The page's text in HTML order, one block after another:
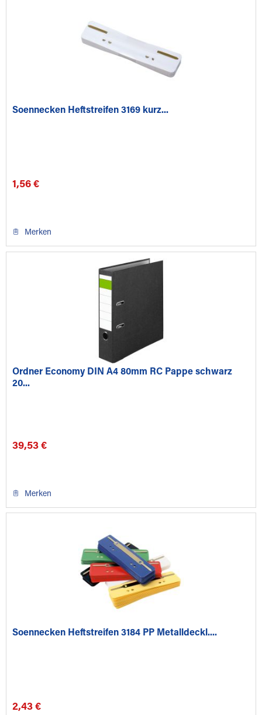
Soennecken Heftstreifen 3169 kurz...
1,56 €
Merken
Ordner Economy DIN A4 80mm RC Pappe schwarz
20...
39,53 €
Merken
Soennecken Heftstreifen 3184 PP Metalldeckl....
2,43 €